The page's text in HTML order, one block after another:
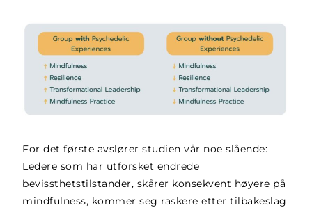
For det første avslører studien vår noe slående:
Ledere som har utforsket endrede
bevissthetstilstander, skårer konsekvent høyere på
mindfulness, kommer seg raskere etter tilbakeslag